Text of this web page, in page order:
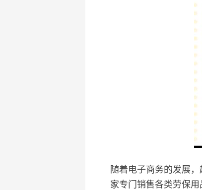
随着电子商务的发展
家专门销售各类劳保